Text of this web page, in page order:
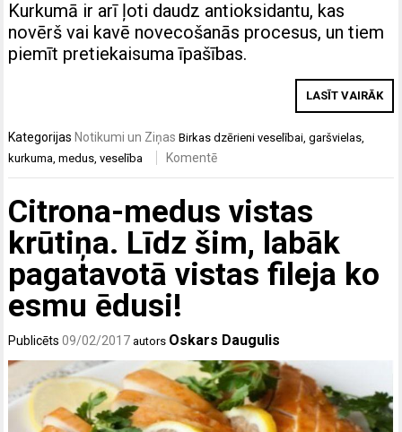
Kurkumā ir arī ļoti daudz antioksidantu, kas
novērš vai kavē novecošanās procesus, un tiem
piemīt pretiekaisuma īpašības.
LASĪT VAIRĀK
Kategorijas Notikumi un Ziņas Birkasdzērieni veselībai,garšvielas,
kurkuma,medus,veselība Komentē
Citrona-medus vistas
krūtiņa. Līdz šim, labāk
pagatavotā vistas fileja ko
esmu ēdusi!
Publicēts09/02/2017 autors Oskars Daugulis